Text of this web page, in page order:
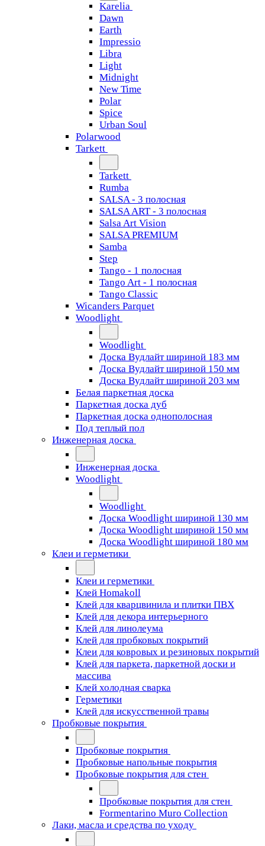
Karelia
Dawn
Earth
Impressio
Libra
Light
Midnight
New Time
Polar
Spice
Urban Soul
Polarwood
Tarkett
Tarkett
Rumba
SALSA - 3 полосная
SALSA ART - 3 полосная
Salsa Art Vision
SALSA PREMIUM
Samba
Step
Tango - 1 полосная
Tango Art - 1 полосная
Tango Classiс
Wicanders Parquet
Woodlight
Woodlight
Доска Вудлайт шириной 183 мм
Доска Вудлайт шириной 150 мм
Доска Вудлайт шириной 203 мм
Белая паркетная доска
Паркетная доска дуб
Паркетная доска однополосная
Под теплый пол
Инженерная доска
Инженерная доска
Woodlight
Woodlight
Доска Woodlight шириной 130 мм
Доска Woodlight шириной 150 мм
Доска Woodlight шириной 180 мм
Клеи и герметики
Клеи и герметики
Клей Homakoll
Клей для кварцвинила и плитки ПВХ
Клей для декора интерьерного
Клей для линолеума
Клей для пробковых покрытий
Клеи для ковровых и резиновых покрытий
Клей для паркета, паркетной доски и
массива
Клей холодная сварка
Герметики
Клей для искусственной травы
Пробковые покрытия
Пробковые покрытия
Пробковые напольные покрытия
Пробковые покрытия для стен
Пробковые покрытия для стен
Formentarino Muro Collection
Лаки, масла и средства по уходу